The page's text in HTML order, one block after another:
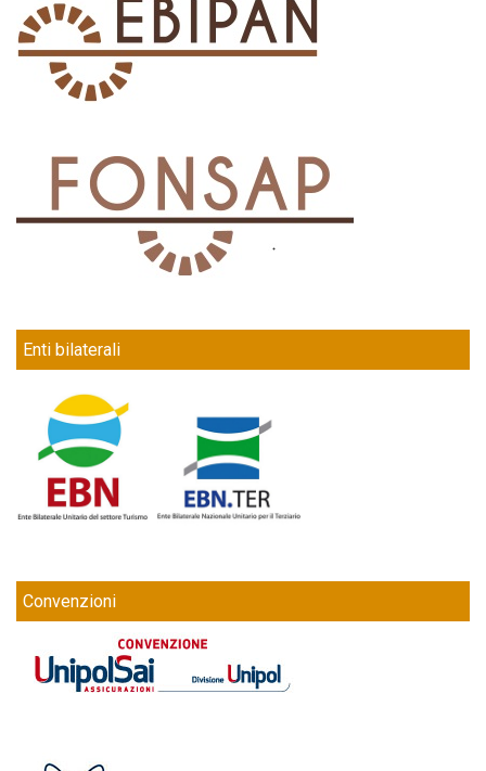
Enti bilaterali
Convenzioni